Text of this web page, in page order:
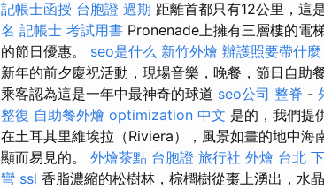
記帳士函授 台胞證 過期 距離首都只有12公里，這
名 記帳士 考試用書 Pronenade上擁有三層樓的電
的節日優惠。 seo是什么 新竹外燴 辦護照要帶什麼
新年的前夕慶祝活動，現場音樂，晚餐，節日自助
乘客認為這是一年中最神奇的球道 seo公司 整脊 -
整復 自助餐外燴 optimization 中文 是的，我們提
在土耳其里維埃拉（Riviera），風景如畫的地中
顯而易見的。 外燴茶點 台胞證 旅行社 外燴 台北
彎 ssl 香脂濃縮的松樹林，棕櫚樹從棗上湧出，水